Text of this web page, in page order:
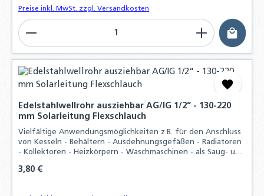
Preise inkl. MwSt. zzgl. Versandkosten
Produkt Anzahl: Gib den gewünschten Wert
Edelstahlwellrohr ausziehbar AG/IG 1/2“ - 130-220
mm Solarleitung Flexschlauch
Vielfältige Anwendungsmöglichkeiten z.B. für den Anschluss
von Kesseln - Behältern - Ausdehnungsgefäßen - Radiatoren
- Kollektoren - Heizkörpern - Waschmaschinen - als Saug- und
Materialaufwand und der präzisen
Regulärer Preis:
3,80 €